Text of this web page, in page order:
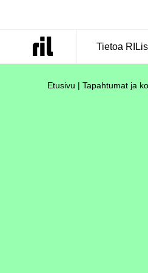
Tietoa
Etusivu | Tapahtumat ja